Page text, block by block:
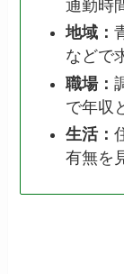
通勤時
地域：
などで
職場：
で年収
生活：
有無を